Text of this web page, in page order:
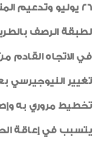
26 يوليو وتدعيم
لطبقة الرصف
تغيير النيوجيرسي
تخطيط مروري به
يتسبب في إعاقة